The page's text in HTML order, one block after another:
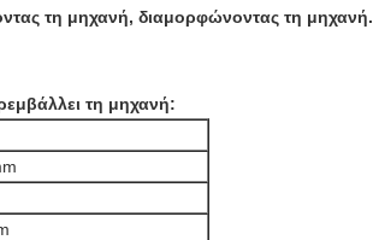
τη μηχανή, διαμορφώνοντας τη μηχανή.
τη μηχανή: